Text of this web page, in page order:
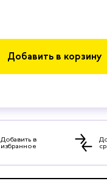
Добавить в корзину
Добавить в
избранное